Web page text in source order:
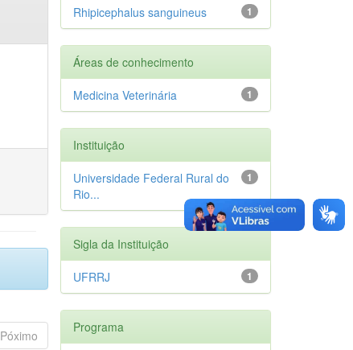
Póximo
1
Rhipicephalus sanguineus
Áreas de conhecimento
1
Medicina Veterinária
Instituição
1
Universidade Federal Rural do
Rio...
Sigla da Instituição
1
UFRRJ
Programa